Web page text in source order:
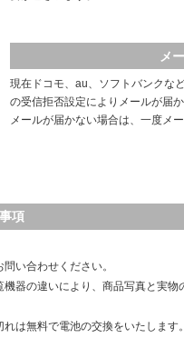
メ
現在ドコモ、au、ソフトバンクな
の受信拒否設定によりメールが届
メールが届かない場合は、一度メ
項
い合わせください。
器の違いにより、商品写真と実物
は無料で電池の交換をいたします。